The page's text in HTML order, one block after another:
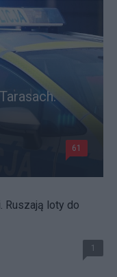
61
Ruszają loty do
1